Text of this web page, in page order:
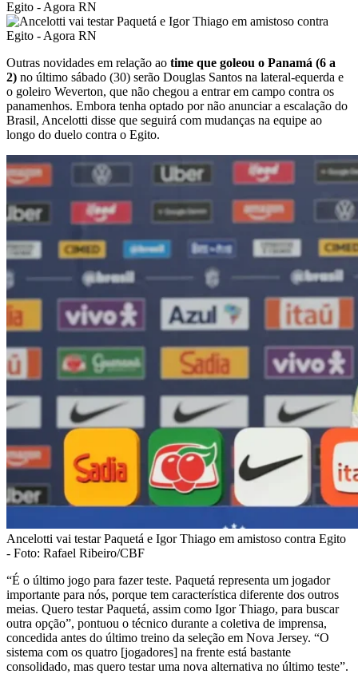
Outras novidades em relação ao time que goleou o Panamá (6 a
2) no último sábado (30) serão Douglas Santos na lateral-equerda e
o goleiro Weverton, que não chegou a entrar em campo contra os
panamenhos. Embora tenha optado por não anunciar a escalação do
Brasil, Ancelotti disse que seguirá com mudanças na equipe ao
longo do duelo contra o Egito.
Ancelotti vai testar Paquetá e Igor Thiago em amistoso contra Egito
- Foto: Rafael Ribeiro/CBF
“É o último jogo para fazer teste. Paquetá representa um jogador
importante para nós, porque tem característica diferente dos outros
meias. Quero testar Paquetá, assim como Igor Thiago, para buscar
outra opção”, pontuou o técnico durante a coletiva de imprensa,
concedida antes do último treino da seleção em Nova Jersey. “O
sistema com os quatro [jogadores] na frente está bastante
consolidado, mas quero testar uma nova alternativa no último teste”.